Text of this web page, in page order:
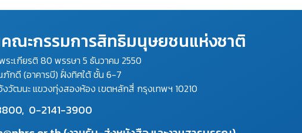
ณะกรรมการสิทธิมนุษยชนแห่งชาติ
ระเกียรติ 80 พรรษา 5 ธันวาคม 2550
ภักดี (อาคารบี) ฝั่งทิศใต้ ชั้น 6-7
งวัฒนะ แขวงทุ่งสองห้อง เขตหลักสี่ กรุงเทพฯ 10210
0-2141-3900